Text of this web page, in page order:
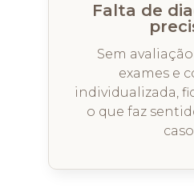
Falta de
Sem
exames e
individualizada,
o que faz